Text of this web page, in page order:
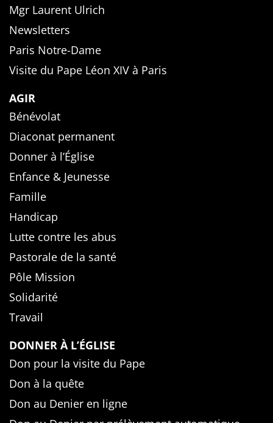
Mgr Laurent Ulrich
Newsletters
Paris Notre-Dame
Visite du Pape Léon XIV à Paris
AGIR
Bénévolat
Diaconat permanent
Donner à l’Église
Enfance & Jeunesse
Famille
Handicap
Lutte contre les abus
Pastorale de la santé
Pôle Mission
Solidarité
Travail
DONNER À L’ÉGLISE
Don pour la visite du Pape
Don à la quête
Don au Denier en ligne